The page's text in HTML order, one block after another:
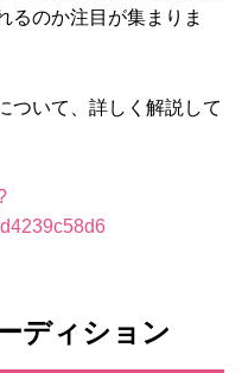
るのか注目が集まりま
ついて、詳しく解説して
ディション